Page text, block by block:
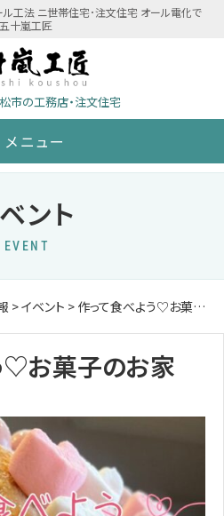
工法 ニ世帯住宅･注文住宅 オール電化で
十嵐工匠
市の工務店・注文住宅
メニュー
ント
EVENT
>イベント > 作って食べよう♡お菓子のお家
♡お菓子のお家